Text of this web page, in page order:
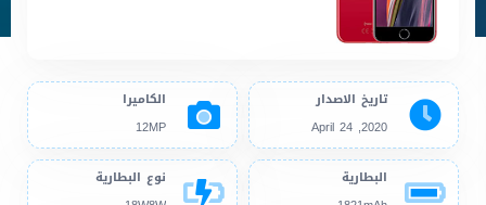
تاريخ الاصدار
2020, April 24
الكاميرا
12MP
البطارية
نوع البطارية